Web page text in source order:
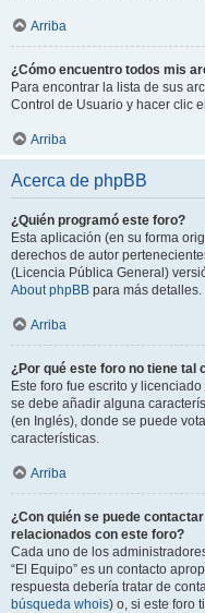
Arriba
¿Cómo encuentro todos mis
Para encontrar la lista de sus
Control de Usuario y hacer clic
Arriba
Acerca de phpBB
¿Quién programó este foro?
Esta aplicación (en su forma
derechos de autor
(Licencia Pública General)
About phpBB para más detalles.
Arriba
¿Por qué este foro no tiene tal
Este foro fue escrito y
se debe añadir alguna
(en Inglés), donde se puede
características.
Arriba
¿Con quién se puede
relacionados con este foro?
Cada uno de los
“El Equipo” es un contacto
respuesta debería tratar de
búsqueda whois) o, si este foro